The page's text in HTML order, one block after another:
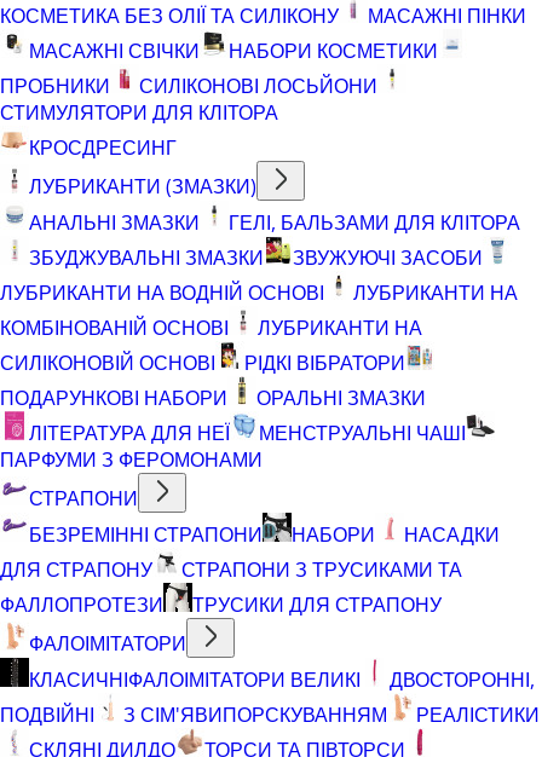
КОСМЕТИКА БЕЗ ОЛІЇ ТА СИЛІКОНУ
МАСАЖНІ ПІНКИ
МАСАЖНІ СВІЧКИ
НАБОРИ КОСМЕТИКИ
ПРОБНИКИ
СИЛІКОНОВІ ЛОСЬЙОНИ
СТИМУЛЯТОРИ ДЛЯ КЛІТОРА
КРОСДРЕСИНГ
ЛУБРИКАНТИ (ЗМАЗКИ)
АНАЛЬНІ ЗМАЗКИ
ГЕЛІ, БАЛЬЗАМИ ДЛЯ КЛІТОРА
ЗБУДЖУВАЛЬНІ ЗМАЗКИ
ЗВУЖУЮЧІ ЗАСОБИ
ЛУБРИКАНТИ НА ВОДНІЙ ОСНОВІ
ЛУБРИКАНТИ НА
КОМБІНОВАНІЙ ОСНОВІ
ЛУБРИКАНТИ НА
СИЛІКОНОВІЙ ОСНОВІ
РІДКІ ВІБРАТОРИ
ПОДАРУНКОВІ НАБОРИ
ОРАЛЬНІ ЗМАЗКИ
ЛІТЕРАТУРА ДЛЯ НЕЇ
МЕНСТРУАЛЬНІ ЧАШІ
ПАРФУМИ З ФЕРОМОНАМИ
СТРАПОНИ
БЕЗРЕМІННІ СТРАПОНИ
НАБОРИ
НАСАДКИ
ДЛЯ СТРАПОНУ
СТРАПОНИ З ТРУСИКАМИ ТА
ФАЛЛОПРОТЕЗИ
ТРУСИКИ ДЛЯ СТРАПОНУ
ФАЛОІМІТАТОРИ
КЛАСИЧНІФАЛОІМІТАТОРИ ВЕЛИКІ
ДВОСТОРОННІ,
ПОДВІЙНІ
З СІМ'ЯВИПОРСКУВАННЯМ
РЕАЛІСТИКИ
СКЛЯНІ ДИЛДО
ТОРСИ ТА ПІВТОРСИ